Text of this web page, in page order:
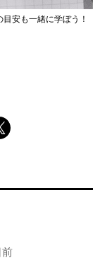
安も一緒に学ぼう！